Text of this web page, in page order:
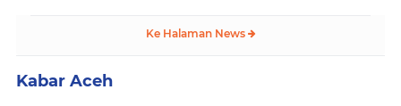
Ke Halaman News
Kabar Aceh